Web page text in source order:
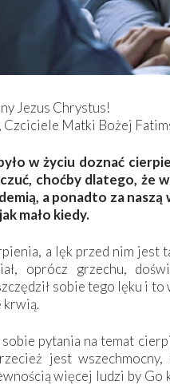
Jezus Chrystus!
Czciciele Matki Bożej
w życiu doznać
choćby dlatego, że
a ponadto za
mało kiedy.
a lęk przed nim jest
oprócz grzechu,
sobie tego lęku i
krwią.
pytania na temat
jest wszechmocny,
więcej ludzi by Go